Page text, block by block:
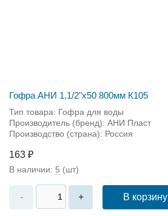
Гофра АНИ 1,1/2"х50 800мм К105
Тип товара: Гофра для воды
Производитель (бренд): АНИ Пласт
Производство (страна): Россия
163 ₽
В наличии: 5 (шт)
- + В корзину